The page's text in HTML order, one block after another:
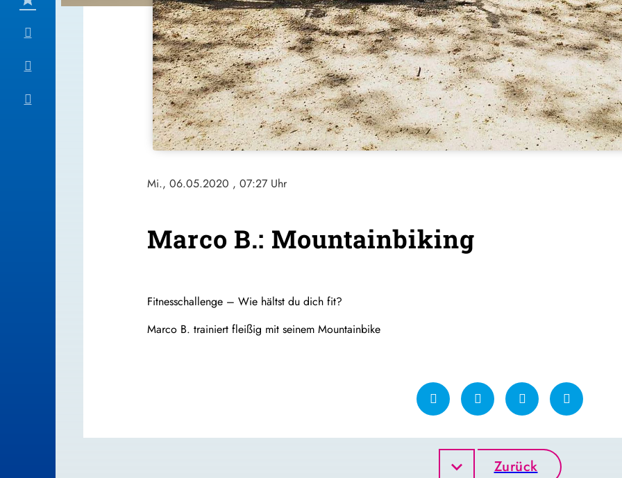
Mi., 06.05.2020 , 07:27 Uhr
Marco B.: Mountainbiking
Fitnesschallenge – Wie hältst du dich fit?
Marco B. trainiert fleißig mit seinem Mountainbike
Zurück